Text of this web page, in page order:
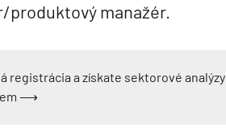
produktový manažér.
registrácia a získate sektorové analýzy
⟶